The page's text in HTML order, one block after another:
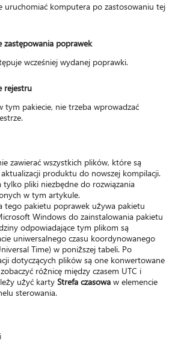
uruchomiać komputera po zastosowaniu tej
zastępowania poprawek
wcześniej wydanej poprawki.
rejestru
tym pakiecie, nie trzeba wprowadzać
zawierać wszystkich plików, które są
produktu do nowszej kompilacji.
tylko pliki niezbędne do rozwiązania
w tym artykule.
tego pakietu poprawek używa pakietu
Windows do zainstalowania pakietu
odpowiadające tym plikom są
uniwersalnego czasu koordynowanego
Time) w poniższej tabeli. Po
dotyczących plików są one konwertowane
różnicę między czasem UTC i
użyć kartyStrefa czasowa w elemencie
sterowania.